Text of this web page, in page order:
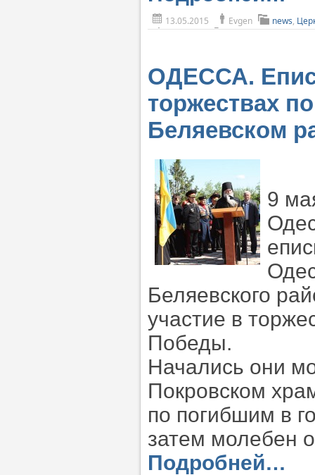
13.05.2015 Evgen news,
ОДЕССА.
торжествах
Беляевском
9
Беляевского
участие в
Победы.
Начались они
Покровском
по погибшим в
затем молебен
Подробней…